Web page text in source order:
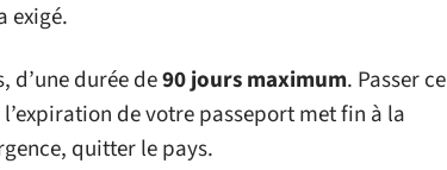
exigé.
d’une durée de90 jours maximum. Passer ce
de votre passeport met fin à la
quitter le pays.